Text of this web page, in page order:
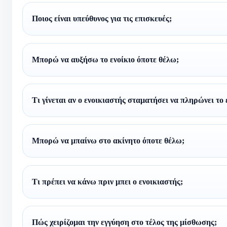
Ποιος είναι υπεύθυνος για τις επισκευές;
Μπορώ να αυξήσω το ενοίκιο όποτε θέλω;
Τι γίνεται αν ο ενοικιαστής σταματήσει να πληρώνει το
Μπορώ να μπαίνω στο ακίνητο όποτε θέλω;
Τι πρέπει να κάνω πριν μπει ο ενοικιαστής;
Πώς χειρίζομαι την εγγύηση στο τέλος της μίσθωσης;